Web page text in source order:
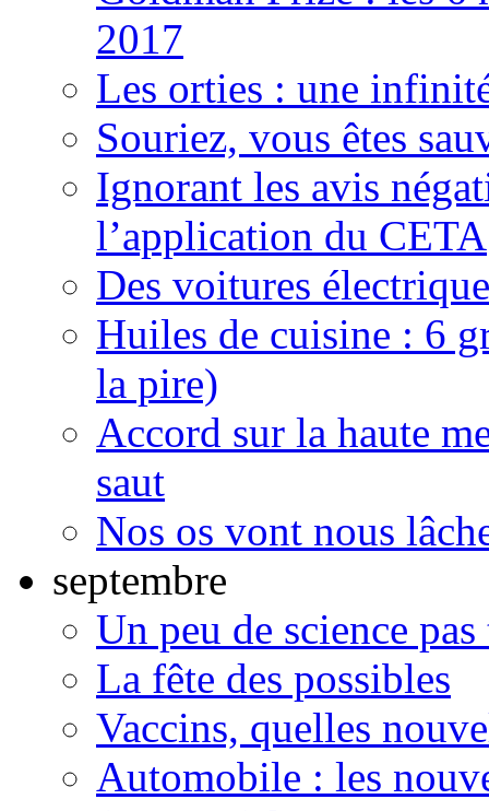
2017
Les orties : une
Souriez, vous êtes
Ignorant les avis
l’application du CETA
Des voitures
Huiles de cuisine : 6
la pire)
Accord sur la haute
saut
Nos os vont nous
septembre
Un peu de science
La fête des possibles
Vaccins, quelles
Automobile : les